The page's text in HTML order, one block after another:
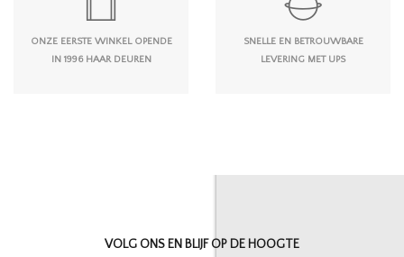
ONZE EERSTE WINKEL OPENDE
IN 1996 HAAR DEUREN
SNELLE EN BETROUWBARE
LEVERING MET UPS
VOLG ONS EN BLIJF OP DE HOOGTE